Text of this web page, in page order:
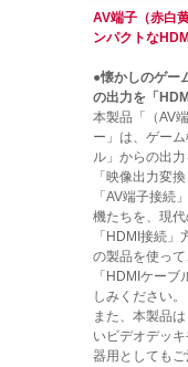
AV端子（赤白
ンパクトな
●懐かしのゲー
の出力を「
本製品「（AV
ー」は、ゲー
ル」からの出
「映像出力変
「AV端子接続
機たちを、現
「HDMI接続
の製品を使っ
「HDMIケー
しみください。
また、本製品
いビデオデッ
器用としても